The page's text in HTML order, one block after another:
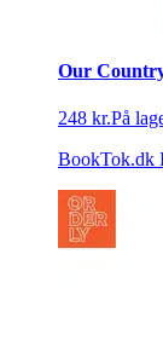
Our
248 kr.På
BookTok.dk